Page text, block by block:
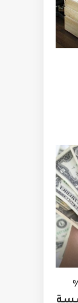
٥٥,٨٪